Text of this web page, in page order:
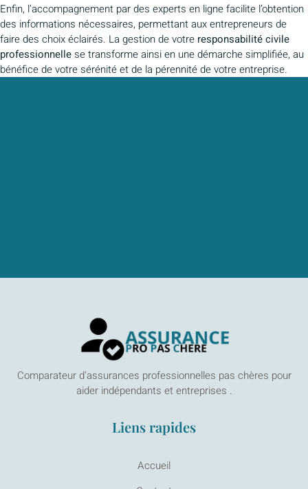
Enfin, l’accompagnement par des experts en ligne facilite l’obtention
des informations nécessaires, permettant aux entrepreneurs de
faire des choix éclairés. La gestion de votre responsabilité civile
professionnellese transforme ainsi en une démarche simplifiée, au
bénéfice de votre sérénité et de la pérennité de votre entreprise.
Comparateur d’assurances professionnelles pas chères pour
aider indépendants et entreprises .
Liens rapides
Accueil